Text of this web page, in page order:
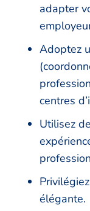
adapter
Adoptez
centres
Utilisez
élégante.